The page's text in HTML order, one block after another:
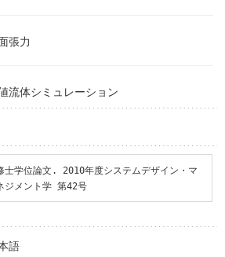
張力
流体シミュレーション
士学位論文. 2010年度システムデザイン・マ
ジメント学 第42号
語